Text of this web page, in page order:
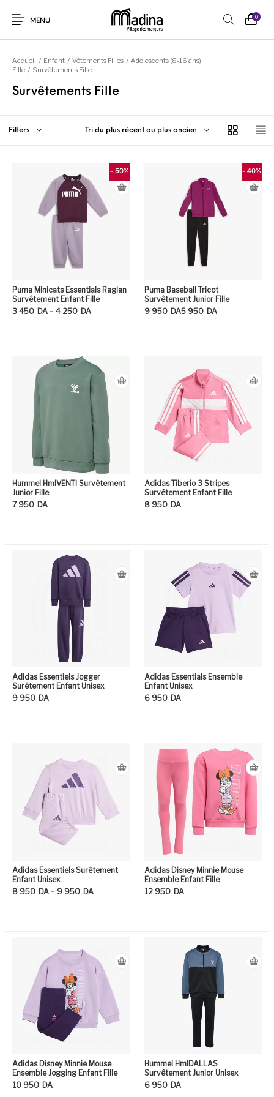
MENU
0
Accueil / Enfant / Vêtements Filles / Adolescents (8-16 ans)
Fille / Survêtements Fille
Survêtements Fille
Filters Tri du plus récent au plus ancien
- 50%
Puma Minicats Essentials Raglan
Survêtement Enfant Fille
3 450 DA – 4 250 DA
Plage de prix : 3 450DA à 4 250DA
- 40%
Puma Baseball Tricot
Survêtement Junior Fille
9 950 DA
Le prix initial était : 9 950DA.
5 950 DA
Le prix actuel est : 5 950DA.
Hummel HmlVENTI Survêtement
Junior Fille
7 950 DA
Adidas Tiberio 3 Stripes
Survêtement Enfant Fille
8 950 DA
Adidas Essentiels Jogger
Surêtement Enfant Unisex
9 950 DA
Adidas Essentials Ensemble
Enfant Unisex
6 950 DA
Adidas Essentiels Surêtement
Enfant Unisex
8 950 DA – 9 950 DA
Plage de prix : 8 950DA à 9 950DA
Adidas Disney Minnie Mouse
Ensemble Enfant Fille
12 950 DA
Adidas Disney Minnie Mouse
Ensemble Jogging Enfant Fille
10 950 DA
Hummel HmlDALLAS
Survêtement Junior Unisex
6 950 DA